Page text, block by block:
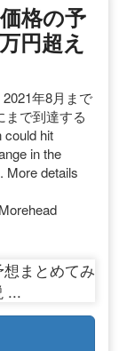
格の予
円超え
年8月まで
まで到達する
could hit
in the
More details